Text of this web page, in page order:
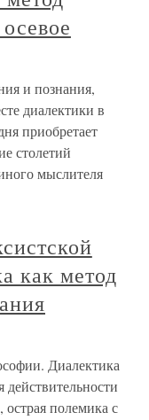
и познания,
диалектики в
приобретает
столетий
мыслителя
как метод
Диалектика
действительности
полемика с